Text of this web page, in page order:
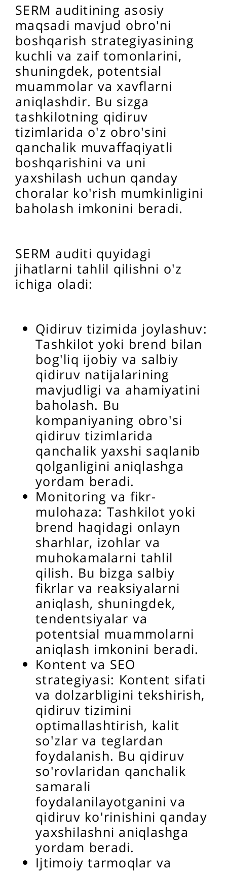
SERM auditining asosiy
maqsadi mavjud obro'ni
boshqarish strategiyasining
kuchli va zaif tomonlarini,
shuningdek, potentsial
muammolar va xavflarni
aniqlashdir. Bu sizga
tashkilotning qidiruv
tizimlarida o'z obro'sini
qanchalik muvaffaqiyatli
boshqarishini va uni
yaxshilash uchun qanday
choralar ko'rish mumkinligini
baholash imkonini beradi.
SERM auditi quyidagi
jihatlarni tahlil qilishni o'z
ichiga oladi:
Qidiruv tizimida joylashuv:
Tashkilot yoki brend bilan
bog'liq ijobiy va salbiy
qidiruv natijalarining
mavjudligi va ahamiyatini
baholash. Bu
kompaniyaning obro'si
qidiruv tizimlarida
qanchalik yaxshi saqlanib
qolganligini aniqlashga
yordam beradi.
Monitoring va fikr-
mulohaza: Tashkilot yoki
brend haqidagi onlayn
sharhlar, izohlar va
muhokamalarni tahlil
qilish. Bu bizga salbiy
fikrlar va reaksiyalarni
aniqlash, shuningdek,
tendentsiyalar va
potentsial muammolarni
aniqlash imkonini beradi.
Kontent va SEO
strategiyasi: Kontent sifati
va dolzarbligini tekshirish,
qidiruv tizimini
optimallashtirish, kalit
so'zlar va teglardan
foydalanish. Bu qidiruv
so'rovlaridan qanchalik
samarali
foydalanilayotganini va
qidiruv ko'rinishini qanday
yaxshilashni aniqlashga
yordam beradi.
Ijtimoiy tarmoqlar va